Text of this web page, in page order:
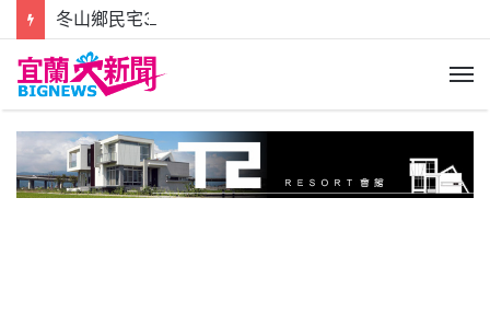
冬山鄉民宅3樓神明廳火警 屋主背著90歲老母逃命